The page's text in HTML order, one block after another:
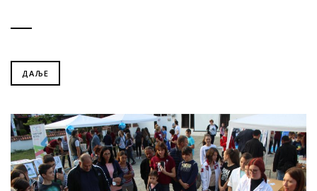
ДАЉЕ